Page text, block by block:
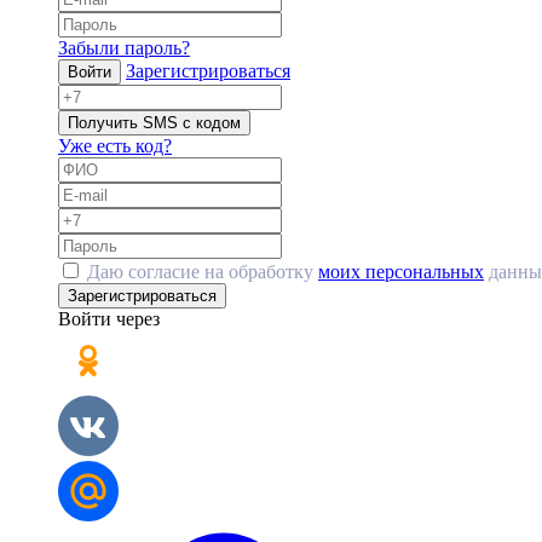
Забыли пароль?
Войти Зарегистрироваться
Получить SMS с кодом
Уже есть код?
Даю согласие на обработку моих персональных
Зарегистрироваться
Войти через